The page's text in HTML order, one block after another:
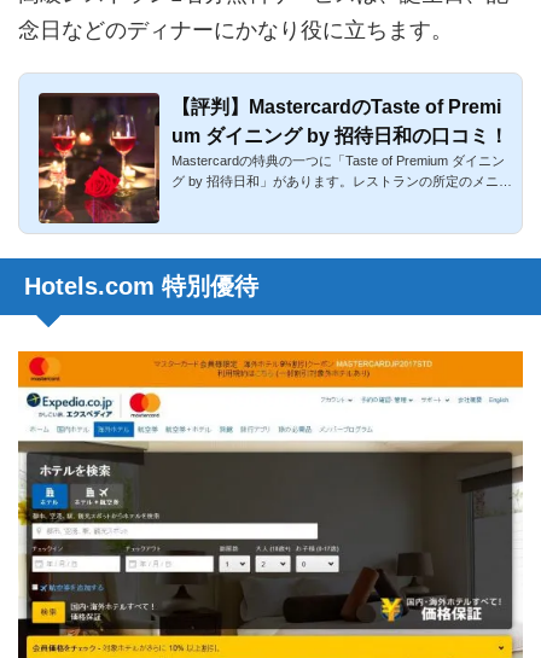
念日などのディナーにかなり役に立ちます。
【評判】MastercardのTaste of Premi
um ダイニング by 招待日和の口コミ！
Mastercardの特典の一つに「Taste of Premium ダイニン
グ by 招待日和」があります。レストランの所定のメニュ
Hotels.com 特別優待